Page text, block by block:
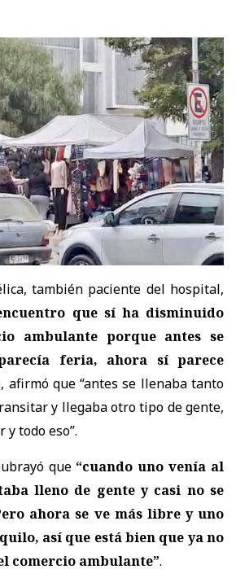
también paciente del hospital,
que sí ha disminuido
ambulante porque antes se
feria, ahora sí parece
afirmó que “antes se llenaba tanto
y llegaba otro tipo de gente,
todo eso”.
que“cuando uno venía al
lleno de gente y casi no se
ahora se ve más libre y uno
así que está bien que ya no
comercio ambulante”.